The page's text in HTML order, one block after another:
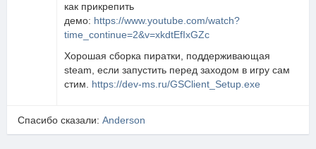
как прикрепить
демо: https://www.youtube.com/watch?
time_continue=2&v=xkdtEfIxGZc
Хорошая сборка пиратки, поддерживающая
steam, если запустить перед заходом в игру сам
стим. https://dev-ms.ru/GSClient_Setup.exe
Спасибо сказали: Anderson